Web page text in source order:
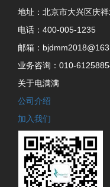
地址：北京市大兴区庆
电话：400-005-1235
邮箱：
业务咨询：010-
关于电满满
公司介绍
加入我们